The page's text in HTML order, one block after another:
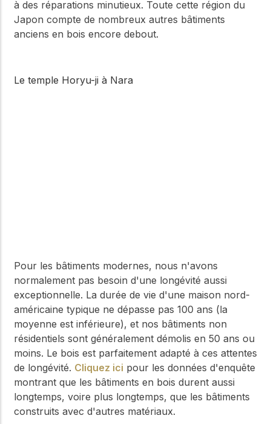
à des réparations minutieux. Toute cette région du
Japon compte de nombreux autres bâtiments
anciens en bois encore debout.
Le temple Horyu-ji à Nara
Pour les bâtiments modernes, nous n'avons
normalement pas besoin d'une longévité aussi
exceptionnelle. La durée de vie d'une maison nord-
américaine typique ne dépasse pas 100 ans (la
moyenne est inférieure), et nos bâtiments non
résidentiels sont généralement démolis en 50 ans ou
moins. Le bois est parfaitement adapté à ces attentes
de longévité. Cliquez ici pour les données d'enquête
montrant que les bâtiments en bois durent aussi
longtemps, voire plus longtemps, que les bâtiments
construits avec d'autres matériaux.